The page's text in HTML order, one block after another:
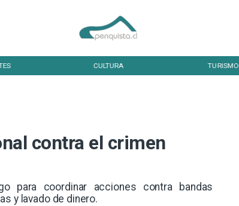
CULTURA TURISMO
contra el crimen
para coordinar acciones contra bandas
y lavado de dinero.